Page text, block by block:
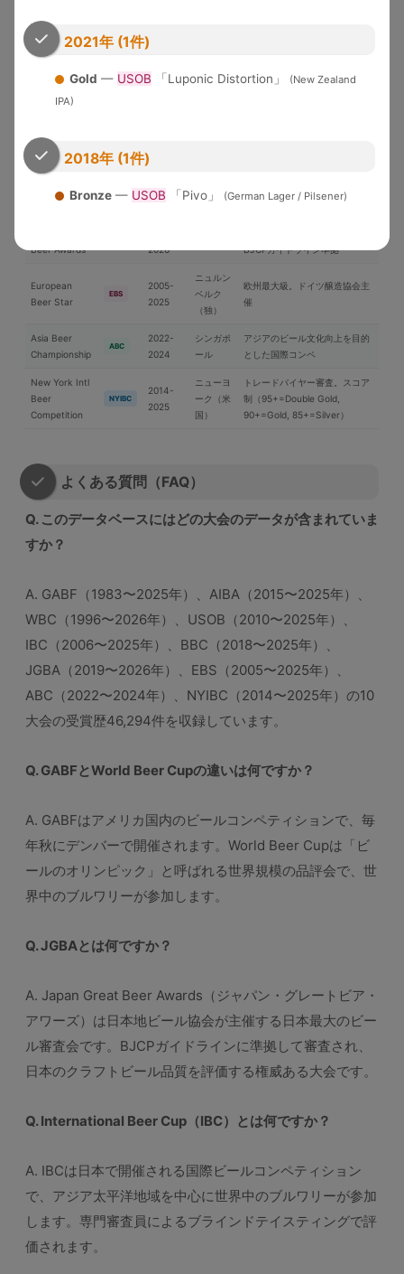
2021年 (1件)
Gold — USOB 「Luponic Distortion」
(New Zealand
IPA)
2018年 (1件)
Bronze— USOB 「Pivo」 (German Lager / Pilsener)
U.S. Open
Championship
2025
National Champion選出
Beer Cup
Challenge
2025
ルギー）
Beer Awards
2026
BJCPガイドライン準拠
European
Beer Star
EBS
2005-
2025
ニュルン
ベルク
（独）
欧州最大級。ドイツ醸造協会主
催
Asia Beer
Championship
ABC
2022-
2024
シンガポ
ール
アジアのビール文化向上を目的
とした国際コンペ
New York Intl
Beer
Competition
NYIBC
2014-
2025
ニューヨ
ーク（米
国）
トレードバイヤー審査。スコア
制（95+=Double Gold,
90+=Gold, 85+=Silver）
よくある質問（FAQ）
Q. このデータベースにはどの大会のデータが含まれていま
すか？
A. GABF（1983〜2025年）、AIBA（2015〜2025年）、
WBC（1996〜2026年）、USOB（2010〜2025年）、
IBC（2006〜2025年）、BBC（2018〜2025年）、
JGBA（2019〜2026年）、EBS（2005〜2025年）、
ABC（2022〜2024年）、NYIBC（2014〜2025年）の10
大会の受賞歴46,294件を収録しています。
Q. GABFとWorld Beer Cupの違いは何ですか？
A. GABFはアメリカ国内のビールコンペティションで、毎
年秋にデンバーで開催されます。World Beer Cupは「ビ
ールのオリンピック」と呼ばれる世界規模の品評会で、世
界中のブルワリーが参加します。
Q. JGBAとは何ですか？
A. Japan Great Beer Awards（ジャパン・グレートビア・
アワーズ）は日本地ビール協会が主催する日本最大のビー
ル審査会です。BJCPガイドラインに準拠して審査され、
日本のクラフトビール品質を評価する権威ある大会です。
Q. International Beer Cup（IBC）とは何ですか？
A. IBCは日本で開催される国際ビールコンペティション
で、アジア太平洋地域を中心に世界中のブルワリーが参加
します。専門審査員によるブラインドテイスティングで評
価されます。